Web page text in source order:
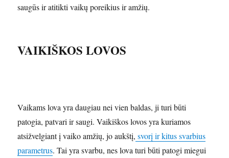
saugūs ir atitikti vaikų poreikius ir amžių.
VAIKIŠKOS LOVOS
Vaikams lova yra daugiau nei vien baldas, ji turi būti
patogia, patvari ir saugi. Vaikiškos lovos yra kuriamos
atsižvelgiant į vaiko amžių, jo aukštį, svorį ir kitus svarbius
parametrus. Tai yra svarbu, nes lova turi būti patogi miegui